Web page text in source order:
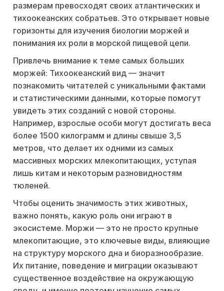
размерам превосходят своих атлантических и
тихоокеанских собратьев. Это открывает новые
горизонты для изучения биологии моржей и
понимания их роли в морской пищевой цепи.
Привлечь внимание к теме самых больших
моржей: Тихоокеанский вид — значит
познакомить читателей с уникальными фактами
и статистическими данными, которые помогут
увидеть этих созданий с новой стороны.
Например, взрослые особи могут достигать веса
более 1500 килограмм и длины свыше 3,5
метров, что делает их одними из самых
массивных морских млекопитающих, уступая
лишь китам и некоторым разновидностям
тюленей.
Чтобы оценить значимость этих животных,
важно понять, какую роль они играют в
экосистеме. Моржи — это не просто крупные
млекопитающие, это ключевые виды, влияющие
на структуру морского дна и биоразнообразие.
Их питание, поведение и миграции оказывают
существенное воздействие на окружающую